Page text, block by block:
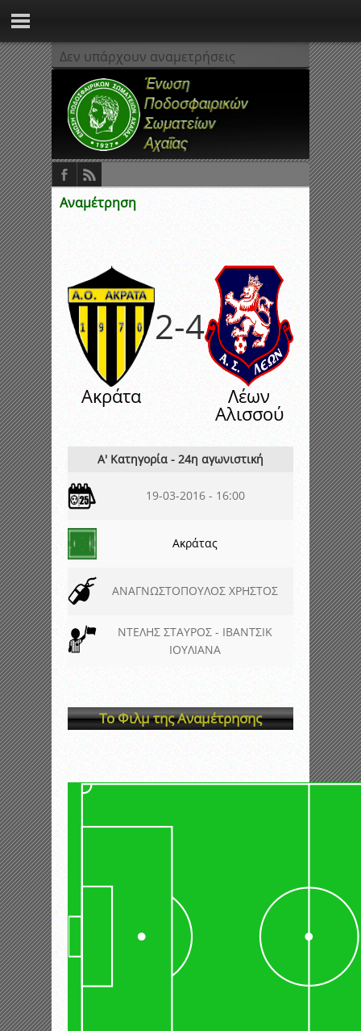
Δεν υπάρχουν αναμετρήσεις
Αναμέτρηση
2-4
Ακράτα Λέων
Αλισσού
Α' Κατηγορία - 24η αγωνιστική
19-03-2016 - 16:00
Ακράτας
ΑΝΑΓΝΩΣΤΟΠΟΥΛΟΣ ΧΡΗΣΤΟΣ
ΝΤΕΛΗΣ ΣΤΑΥΡΟΣ - ΙΒΑΝΤΣΙΚ
ΙΟΥΛΙΑΝΑ
Το Φιλμ της Αναμέτρησης